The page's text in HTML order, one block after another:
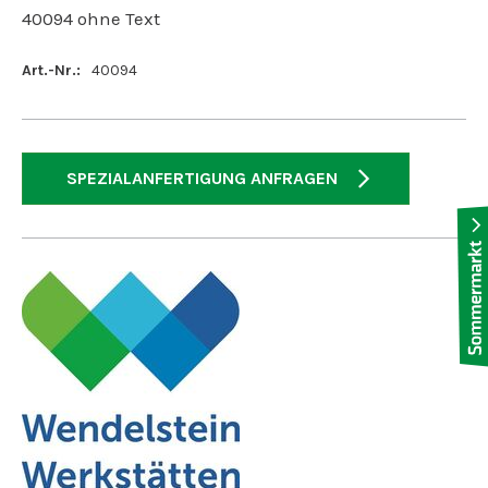
40094 ohne Text
Art.-Nr.: 40094
SPEZIALANFERTIGUNG ANFRAGEN